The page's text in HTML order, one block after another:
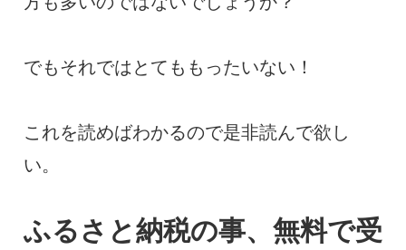
でもそれではとてももったいない！
これを読めばわかるので是非読んで欲し
い。
ふるさと納税の事、無料で受